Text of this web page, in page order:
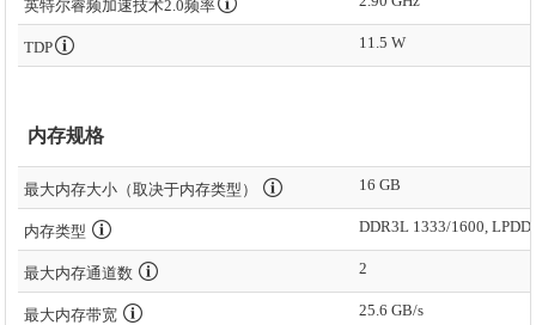
英特尔睿频加速技术2.0频率
TDP 11.5 W
内存规格
最大内存大小（取决于内存类型） 16 GB
内存类型 DDR3L 1333/1600,
最大内存通道数 2
最大内存带宽 25.6 GB/s